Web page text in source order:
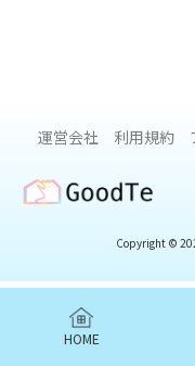
での病気に関するコミ
<質問>HOME
運営会社 利用規約
GoodTe
Copyright ©